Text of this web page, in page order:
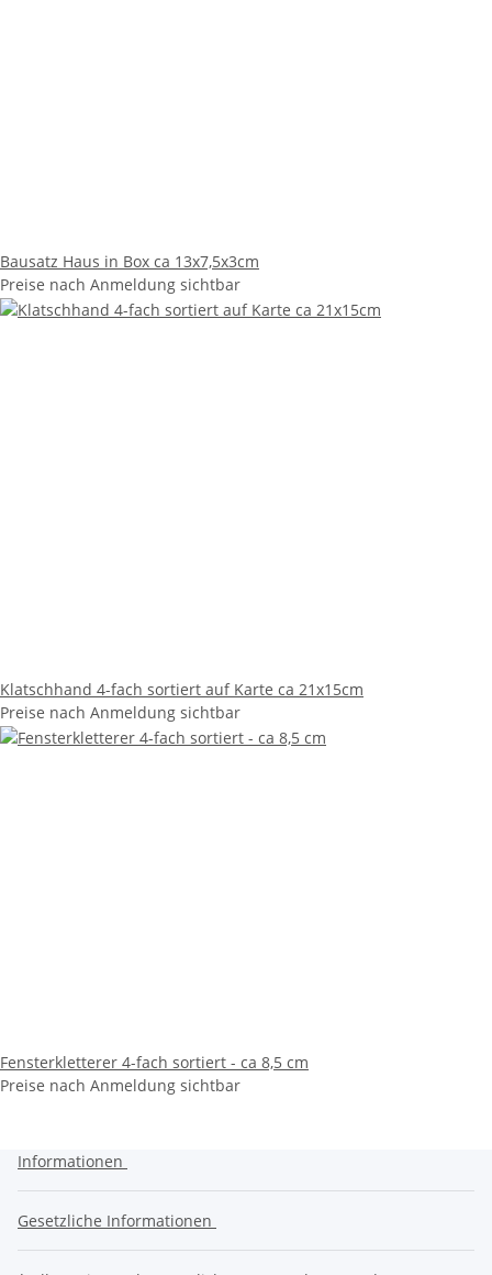
Bausatz Haus in Box ca 13x7,5x3cm
Preise nach Anmeldung sichtbar
Klatschhand 4-fach sortiert auf Karte ca 21x15cm
Preise nach Anmeldung sichtbar
Fensterkletterer 4-fach sortiert - ca 8,5 cm
Preise nach Anmeldung sichtbar
Informationen
Gesetzliche Informationen